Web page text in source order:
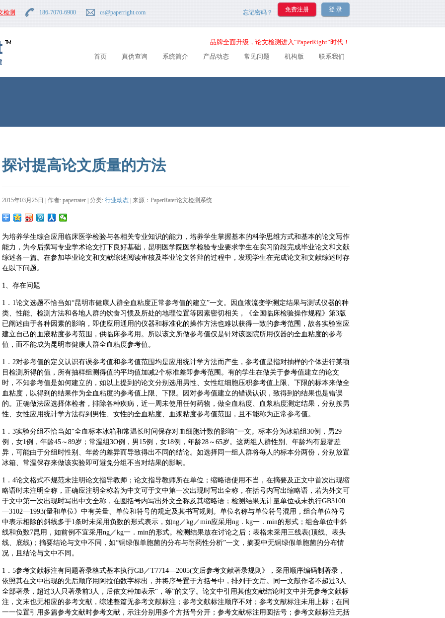
检测 186-7070-6900 cs@paperright.com 忘记密码？
品牌全面升级，论文检测进入“PaperRight”时代！
首页
真伪查询 系统简介 产品动态 常见问题 机构版 联系我们
探讨提高论文质量的方法
2015年03月25日 | 作者: paperrater | 分类: 行业动态 | 来源：PaperRater论文检测系统
为培养学生综合应用临床医学检验与各相关专业知识的能力，培养学生掌握基本的科学思维方式和基本的论文写作
能力，为今后撰写专业学术论文打下良好基础，昆明医学院医学检验专业要求学生在实习阶段完成毕业论文和文献
综述各一篇。在参加毕业论文和文献综述阅读审核及毕业论文答辩的过程中，发现学生在完成论文和文献综述时存
在以下问题。
1、存在问题
1．1论文选题不恰当如“昆明市健康人群全血粘度正常参考值的建立”一文。因血液流变学测定结果与测试仪器的种
类、性能、检测方法和各地人群的饮食习惯及所处的地理位置等因素密切相关，《全国临床检验操作规程》第3版
已阐述由于各种因素的影响，即使应用通用的仪器和标准化的操作方法也难以获得一致的参考范围，故各实验室应
建立自己的血液粘度参考范围，供临床参考用。所以该文所做参考值仅是针对该医院所用仪器的全血粘度的参考
值，而不能成为昆明市健康人群全血粘度参考值。
1．2对参考值的定义认识有误参考值和参考值范围均是应用统计学方法而产生，参考值是指对抽样的个体进行某项
目检测所得的值，所有抽样组测得值的平均值加减2个标准差即参考范围。有的学生在做关于参考值建立的论文
时，不知参考值是如何建立的，如以上提到的论文分别选用男性、女性红细胞压积参考值上限、下限的标本来做全
血粘度，以得到的结果作为全血粘度的参考值上限、下限。因对参考值建立的错误认识，致得到的结果也是错误
的。正确做法应选择体检者，排除各种疾病，近一周未使用任何药物，做全血粘度、血浆粘度测定结果，分别按男
性、女性应用统计学方法得到男性、女性的全血粘度、血浆粘度参考值范围，且不能称为正常参考值。
1．3实验分组不恰当如“全血标本冰箱和常温长时间保存对血细胞计数的影响”一文。标本分为冰箱组30例，男29
例，女1例，年龄45～89岁；常温组3O例，男15例，女18例，年龄28～65岁。这两组人群性别、年龄均有显著差
异，可能由于分组时性别、年龄的差异而导致得出不同的结论。如选择同一组人群将每人的标本分两份，分别放置
冰箱、常温保存来做该实验即可避免分组不当对结果的影响。
1．4论文格式不规范未注明论文指导教师；论文指导教师所在单位；缩略语使用不当，在摘要及正文中首次出现缩
略语时未注明全称，正确应注明全称若为中文可于文中第一次出现时写出全称，在括号内写出缩略语，若为外文可
于文中第一次出现时写出中文全称，在圆括号内写出外文全称及其缩略语；检测结果无计量单位或未执行GB3100
—3102—1993(量和单位》中有关量、单位和符号的规定及其书写规则。单位名称与单位符号混用，组合单位符号
中表示相除的斜线多于1条时未采用负数的形式表示，如ng／kg／min应采用ng．kg一．min的形式；组合单位中斜
线和负数7昆用，如前例不宜采用ng／kg一．min的形式。检测结果放在讨论之后；表格未采用三线表(顶线、表头
线、底线)；摘要结论与文中不同，如“铜绿假单胞菌的分布与耐药性分析”一文，摘要中无铜绿假单胞菌的分布情
况，且结论与文中不同。
1．5参考文献标注有问题著录格式基本执行GB／T7714—2005(文后参考文献著录规则》，采用顺序编码制著录，
依照其在文中出现的先后顺序用阿拉伯数字标出，并将序号置于方括号中，排列于文后。同一文献作者不超过3人
全部著录，超过3人只著录前3人，后依文种加表示“，等”的文字。论文中引用其他文献结论时文中并无参考文献标
注，文末也无相应的参考文献，综述整篇无参考文献标注；参考文献标注顺序不对；参考文献标注未用上标；在同
一一位置引用多篇参考文献时参考文献，示注分别用多个方括号分开；参考文献标注用圆括号；参考文献标注无括